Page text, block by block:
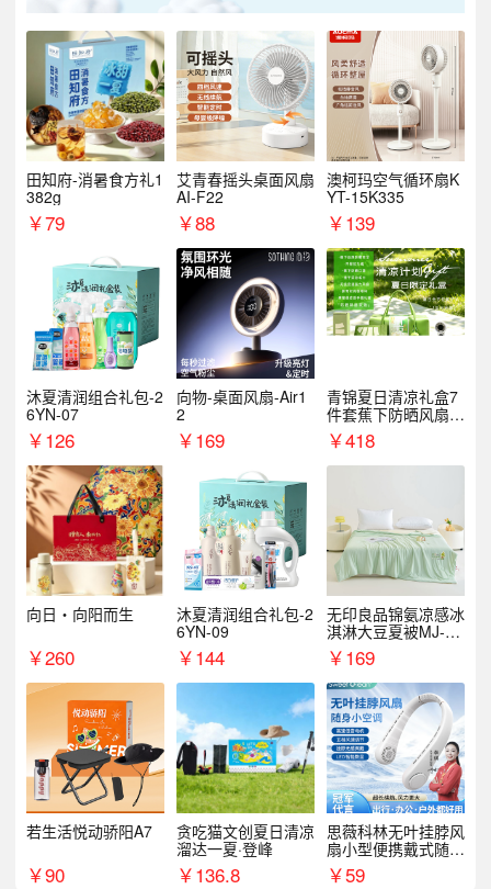
田知府-消暑食方礼1
382g
￥79
艾青春摇头桌面风扇
AI-F22
￥88
澳柯玛空气循环扇K
YT-15K335
￥139
沐夏清润组合礼包-2
6YN-07
￥126
向物-桌面风扇-Air1
2
￥169
青锦夏日清凉礼盒7
件套蕉下防晒风扇员
工福利端午伴手礼企
业定制
￥418
向日・向阳而生
￥260
沐夏清润组合礼包-2
6YN-09
￥144
无印良品锦氨凉感冰
淇淋大豆夏被MJ-B2
025-0193
￥169
若生活悦动骄阳A7
￥90
贪吃猫文创夏日清凉
溜达一夏·登峰
￥136.8
思薇科林无叶挂脖风
扇小型便携戴式随身
挂脖子降温神器
￥59